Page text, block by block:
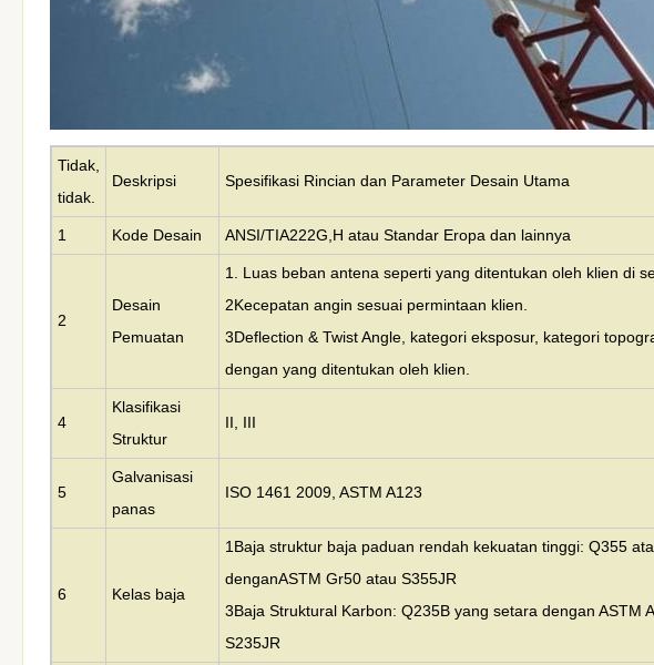
Tidak,
tidak.
Deskripsi Spesifikasi Rincian dan Parameter Desain Utama
1 Kode Desain ANSI/TIA222G,H atau Standar Eropa dan lainnya
2
Desain
Pemuatan
1. Luas beban antena seperti yang ditentukan oleh klien di
2Kecepatan angin sesuai permintaan klien.
3Deflection & Twist Angle, kategori eksposur, kategori
dengan yang ditentukan oleh klien.
4
Klasifikasi
Struktur
II, III
5
Galvanisasi
panas
ISO 1461 2009, ASTM A123
6 Kelas baja
1Baja struktur baja paduan rendah kekuatan tinggi: Q355
denganASTM Gr50 atau S355JR
3Baja Struktural Karbon: Q235B yang setara dengan ASTM
S235JR